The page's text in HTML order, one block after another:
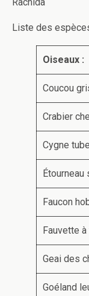
Liste des
Oiseaux :
Coucou
Crabier
Cygne
Étourneau
Faucon
Fauvette
Geai des
Goéland